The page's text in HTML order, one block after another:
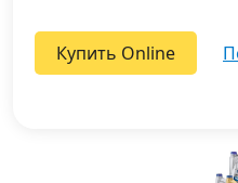
Купить Online